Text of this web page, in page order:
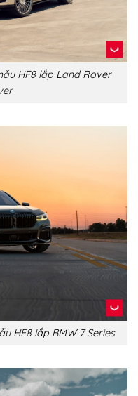
HF8 lắp Land Rover
HF8 lắp BMW 7 Series